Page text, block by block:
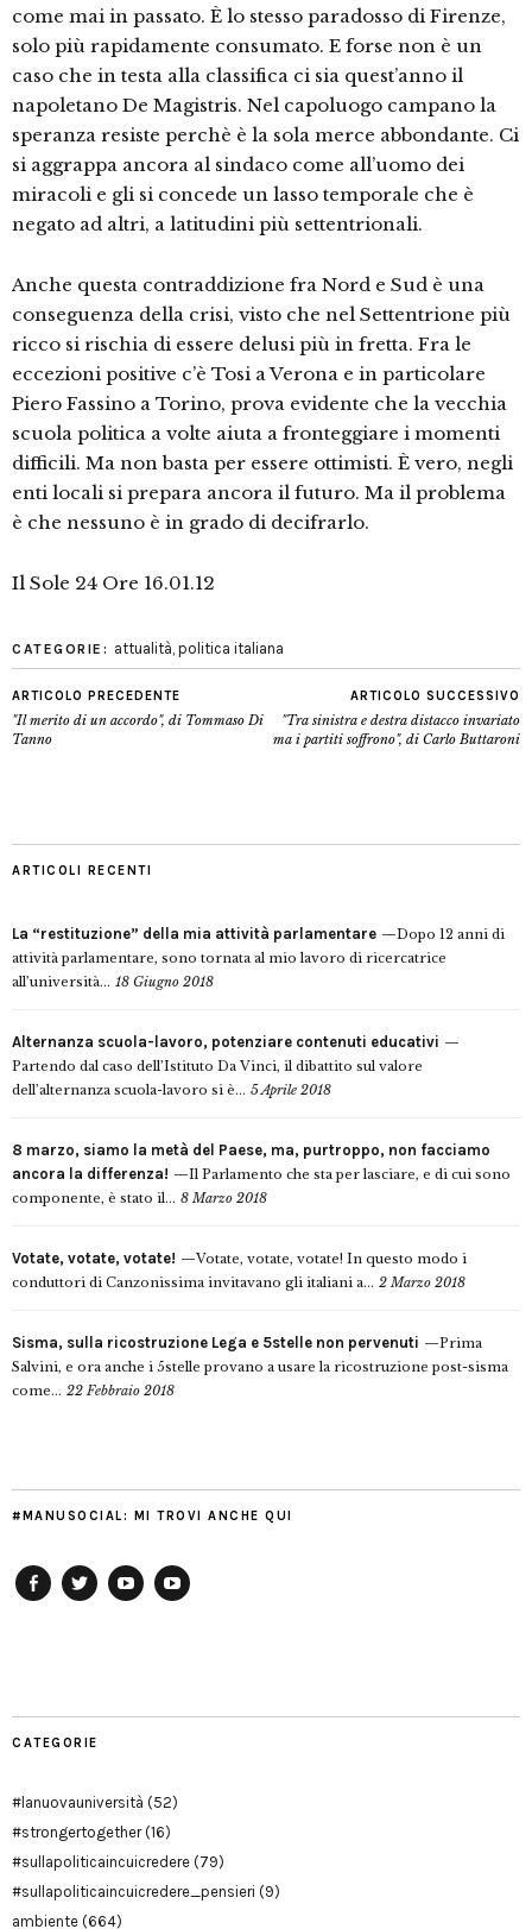
come mai in passato. È lo stesso paradosso di Firenze,
solo più rapidamente consumato. E forse non è un
caso che in testa alla classifica ci sia quest’anno il
napoletano De Magistris. Nel capoluogo campano la
speranza resiste perchè è la sola merce abbondante. Ci
si aggrappa ancora al sindaco come all’uomo dei
miracoli e gli si concede un lasso temporale che è
negato ad altri, a latitudini più settentrionali.
Anche questa contraddizione fra Nord e Sud è una
conseguenza della crisi, visto che nel Settentrione più
ricco si rischia di essere delusi più in fretta. Fra le
eccezioni positive c’è Tosi a Verona e in particolare
Piero Fassino a Torino, prova evidente che la vecchia
scuola politica a volte aiuta a fronteggiare i momenti
difficili. Ma non basta per essere ottimisti. È vero, negli
enti locali si prepara ancora il futuro. Ma il problema
è che nessuno è in grado di decifrarlo.
Il Sole 24 Ore 16.01.12
CATEGORIE: attualità, politica italiana
ARTICOLO PRECEDENTE
"Il merito di un accordo", di Tommaso Di
Tanno
ARTICOLO SUCCESSIVO
"Tra sinistra e destra distacco invariato
ma i partiti soffrono", di Carlo Buttaroni
ARTICOLI RECENTI
La “restituzione” della mia attività parlamentare
Dopo 12 anni di
attività parlamentare, sono tornata al mio lavoro di ricercatrice
all’università... 18 Giugno 2018
Alternanza scuola-lavoro, potenziare contenuti educativi
Partendo dal caso dell’Istituto Da Vinci, il dibattito sul valore
dell’alternanza scuola-lavoro si è... 5 Aprile 2018
8 marzo, siamo la metà del Paese, ma, purtroppo, non facciamo
ancora la differenza!
Il Parlamento che sta per lasciare, e di cui sono
componente, è stato il... 8 Marzo 2018
Votate, votate, votate!
Votate, votate, votate! In questo modo i
conduttori di Canzonissima invitavano gli italiani a... 2 Marzo 2018
Sisma, sulla ricostruzione Lega e 5stelle non pervenuti
Prima
Salvini, e ora anche i 5stelle provano a usare la ricostruzione post-sisma
come... 22 Febbraio 2018
#MANUSOCIAL: MI TROVI ANCHE QUI
CATEGORIE
#lanuovauniversità (52)
#strongertogether(16)
#sullapoliticaincuicredere (79)
#sullapoliticaincuicredere_pensieri (9)
ambiente (664)